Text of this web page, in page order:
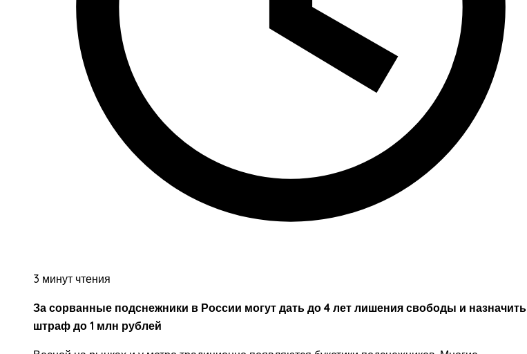
3 минут чтения
За сорванные подснежники в России могут дать до 4 лет лишения свободы и назначить
штраф до 1 млн рублей